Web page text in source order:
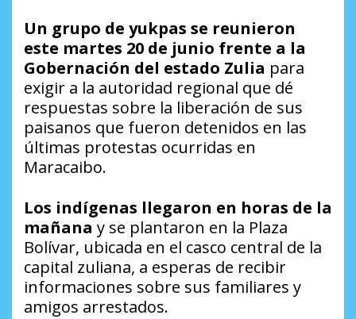
Un grupo de yukpas se reunieron
este martes 20 de junio frente a la
Gobernación del estado Zulia para
exigir a la autoridad regional que dé
respuestas sobre la liberación de sus
paisanos que fueron detenidos en las
últimas protestas ocurridas en
Maracaibo.
Los indígenas llegaron en horas de la
mañana y se plantaron en la Plaza
Bolívar, ubicada en el casco central de la
capital zuliana, a esperas de recibir
informaciones sobre sus familiares y
amigos arrestados.